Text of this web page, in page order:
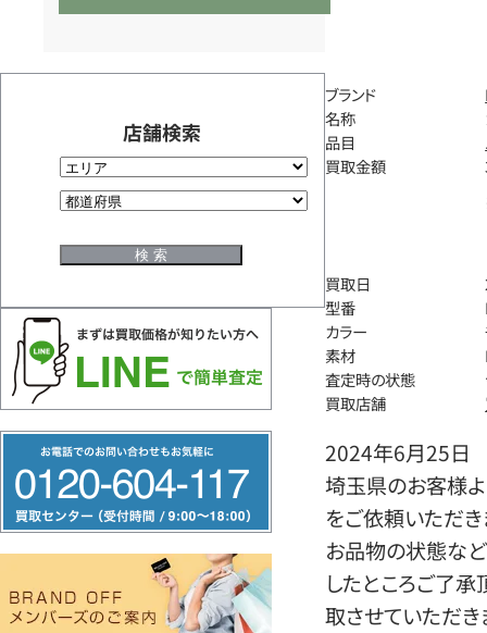
店舗検索
リ
ー
ヤ
ブランド
名称
品目
買取金額
買取日
型番
カラー
素材
査定時の状態
買取店舗
2024年6月25日
埼玉県のお客様よ
をご依頼いただき
お品物の状態など
したところご了
取させていただき